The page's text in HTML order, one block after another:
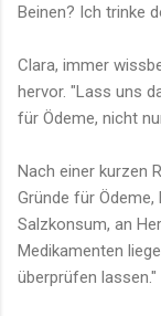
Beinen? Ich trinke
Clara, immer
hervor. "Lass uns
für Ödeme, nicht
Nach einer kurzen
Gründe für Ödeme,
Salzkonsum, an
Medikamenten
überprüfen lassen."